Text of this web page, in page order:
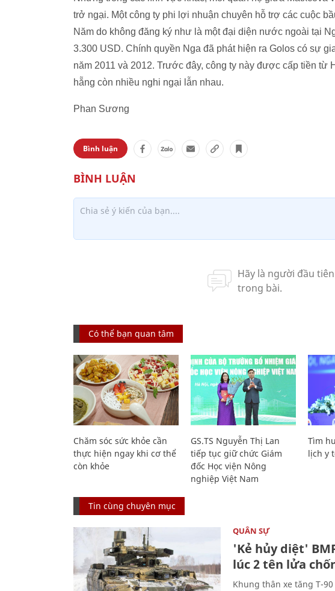
trở ngại. Một công ty phi lợi nhuận chuyên hỗ trợ các cuộc
Năm do không đăng ký như là một đại diện nước ngoài tại
3.300 USD. Chính quyền Nga đã phát hiện ra Golos có sự
năm 2011 và 2012. Trước đây, công ty này được cấp tiền từ
hẵng còn nhiều nghi ngại lẫn nhau.
Phan Sương
Bình luận
Có thể bạn quan tâm
Chăm sóc sức khỏe cần
thực hiện ngay khi cơ thể
còn khỏe
GS.TS Nguyễn Thị Lan
tiếp tục giữ chức Giám
đốc Học viện Nông
nghiệp Việt Nam
Tìm
lịch y
Tin cùng chuyên mục
QUÂN SỰ
'Kẻ hủy diệt'
lúc 2 tên lửa
Khung thân xe tăng T-